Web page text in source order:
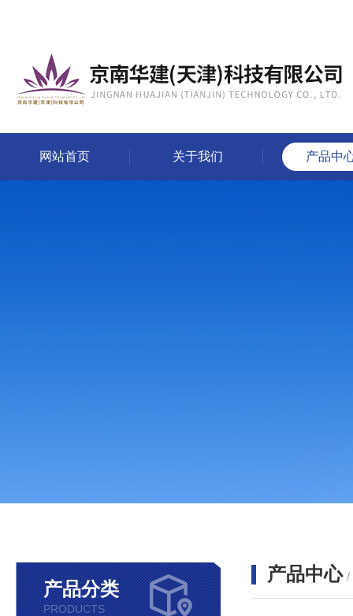
网站首页 关于我们 产品中
产品分类
PRODUCTS
产品中心 /